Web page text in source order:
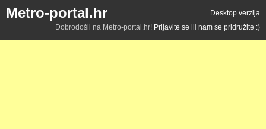
Metro-portal.hr
Desktop verzija
Dobrodošli na Metro-portal.hr! Prijavite se ili nam se pridružite :)